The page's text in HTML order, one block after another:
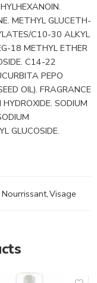
METHYL GLUCETH-
C10-30 ALKYL
18 METHYL ETHER
C14-22
PEPO
OIL). FRAGRANCE
SODIUM
GLUCOSIDE.
,Visage